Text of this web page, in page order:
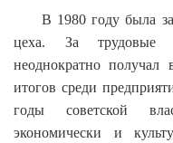
В 1980 году была
цеха. За трудовые
неоднократно
итогов среди
годы советской
экономически и